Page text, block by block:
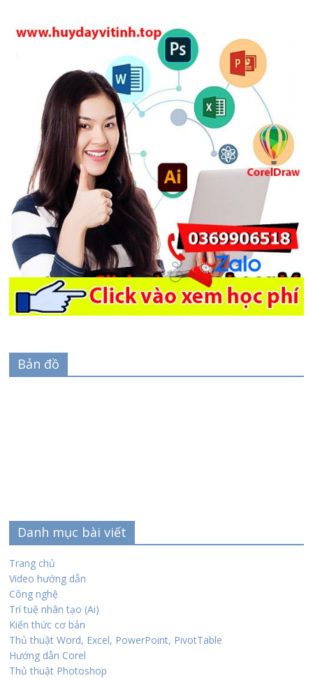
Bản đồ
Danh mục bài viết
Trang chủ
Video hướng dẫn
Công nghệ
Trí tuệ nhân tạo (Ai)
Kiến thức cơ bản
Thủ thuật Word, Excel, PowerPoint, PivotTable
Hướng dẫn Corel
Thủ thuật Photoshop